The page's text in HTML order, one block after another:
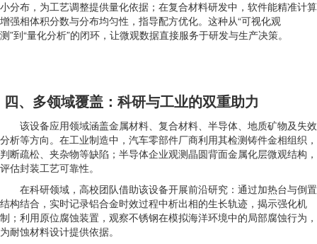
小分布，为工艺调整提供量化依据；在复合材料研发中，软件能精准计算
增强相体积分数与分布均匀性，指导配方优化。这种从“可视化观
测”到“量化分析”的闭环，让微观数据直接服务于研发与生产决策。
四、多领域覆盖：科研与工业的双重助力
该设备应用领域涵盖金属材料、复合材料、半导体、地质矿物及失效
分析等方向。在工业制造中，汽车零部件厂商利用其检测铸件金相组织，
判断疏松、夹杂物等缺陷；半导体企业观测晶圆背面金属化层微观结构，
评估封装工艺可靠性。
在科研领域，高校团队借助该设备开展前沿研究：通过加热台与倒置
结构结合，实时记录铝合金时效过程中析出相的生长轨迹，揭示强化机
制；利用原位腐蚀装置，观察不锈钢在模拟海洋环境中的局部腐蚀行为，
为耐蚀材料设计提供依据。